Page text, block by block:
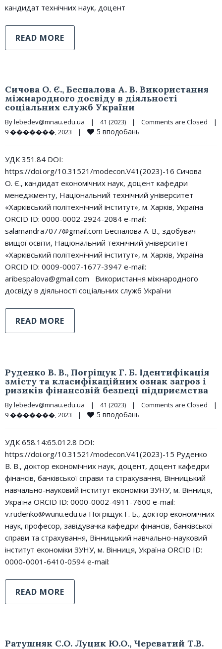
кандидат технічних наук, доцент
READ MORE
Сичова О. Є., Беспалова А. В. Використання
міжнародного досвіду в діяльності
соціальних служб України
By lebedev@mnau.edu.ua | 41 (2023) | Comments are Closed
|
9 �������, 2023
| 5 вподобань
УДК 351.84 DOI:
https://doi.org/10.31521/modecon.V41(2023)-16 Сичова
О. Є., кандидат економічних наук, доцент кафедри
менеджменту, Національний технічний університет
«Харківський політехнічний інститут», м. Харків, Україна
ORCID ID: 0000-0002-2924-2084 e-mail:
salamandra7077@gmail.com Беспалова А. В., здобувач
вищої освіти, Національний технічний університет
«Харківський політехнічний інститут», м. Харків, Україна
ORCID ID: 0009-0007-1677-3947 e-mail:
aribespalova@gmail.com Використання міжнародного
досвіду в діяльності соціальних служб України
READ MORE
Руденко В. В., Погріщук Г. Б. Ідентифікація
змісту та класифікаційних ознак загроз і
ризиків фінансовій безпеці підприємства
By lebedev@mnau.edu.ua | 41 (2023) | Comments are Closed
|
9 �������, 2023
| 5 вподобань
УДК 658.14:65.012.8 DOI:
https://doi.org/10.31521/modecon.V41(2023)-15 Руденко
В. В., доктор економічних наук, доцент, доцент кафедри
фінансів, банківської справи та страхування, Вінницький
навчально-науковий інститут економіки ЗУНУ, м. Вінниця,
Україна ORCID ID: 0000-0002-4911-7600 e-mail:
v.rudenko@wunu.edu.ua Погріщук Г. Б., доктор економічних
наук, професор, завідувачка кафедри фінансів, банківської
справи та страхування, Вінницький навчально-науковий
інститут економіки ЗУНУ, м. Вінниця, Україна ORCID ID:
0000-0001-6410-0594 e-mail:
READ MORE
Ратушняк С.О. Луцик Ю.О., Череватий Т.В.